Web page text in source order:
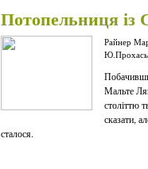
Потопельниця із
Райнер
Мальте
століттю
сказати,
сталося.